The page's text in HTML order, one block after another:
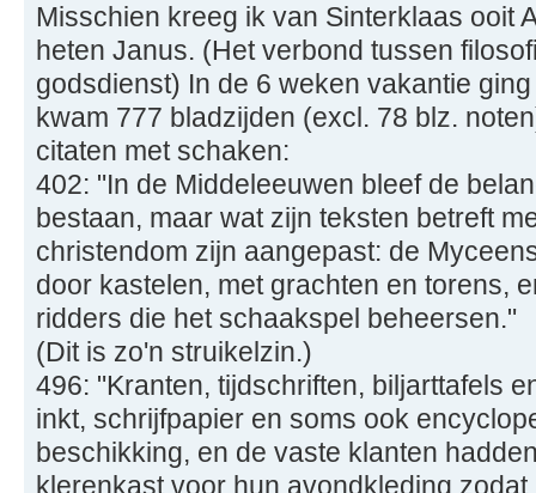
Misschien kreeg ik van Sinterklaas ooit
heten Janus. (Het verbond tussen
godsdienst) In de 6 weken vakantie
kwam 777 bladzijden (excl. 78 blz.
citaten met schaken:
402: "In de Middeleeuwen bleef de
bestaan, maar wat zijn teksten betreft
christendom zijn aangepast: de
door kastelen, met grachten en torens,
ridders die het schaakspel beheersen."
(Dit is zo'n struikelzin.)
496: "Kranten, tijdschriften, biljarttafels
inkt, schrijfpapier en soms ook
beschikking, en de vaste klanten
klerenkast voor hun avondkleding